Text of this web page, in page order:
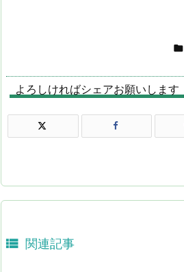

よろしければシェアお願いします
 関連記事